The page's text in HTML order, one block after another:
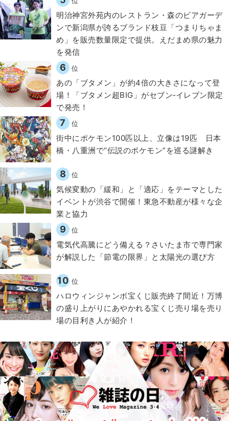
明治神宮外苑内のレストラン・森のビアガーデ
ンで新潟県が誇るブランド枝豆「つまりちゃま
め」を販売数量限定で提供。えだまめ県の魅力
を発信
6 位
あの「ブタメン」が約4倍の大きさになって登
場！「ブタメン超BIG」がセブン‐イレブン限定
で発売！
7 位
街中にポケモン100匹以上、立像は19匹 日本
橋・八重洲で“伝説のポケモン”を巡る謎解き
8 位
気候変動の「緩和」と「適応」をテーマとした
イベントが渋谷で開催！東急不動産が様々な企
業と協力
9 位
電気代高騰にどう備える？さいたま市で専門家
が解説した「節電の限界」と太陽光の選び方
10 位
ハロウィンジャンボ宝くじ販売終了間近！万博
の盛り上がりにあやかれる宝くじ売り場を売り
場の目利き人が紹介！